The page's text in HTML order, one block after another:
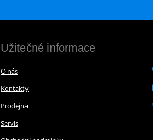
Užitečné informace
O nás
Kontakty
Prodejna
Servis